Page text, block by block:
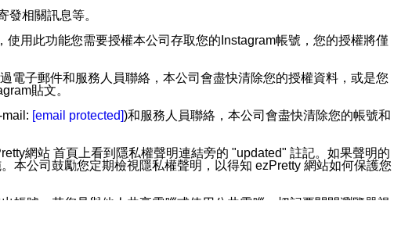
相關訊息等。
用此功能您需要授權本公司存取您的Instagram帳號，您的授權將僅
電子郵件和服務人員聯絡，本公司會盡快清除您的授權資料，或是您
貼文。
[email protected])和服務人員聯絡，本公司會盡快清除您的帳號和
網站 首頁上看到隱私權聲明連結旁的 "updated" 註記。如果聲明的
本公司鼓勵您定期檢視隱私權聲明，以得知 ezPretty 網站如何保護您
帳號。若您是與他人共享電腦或使用公共電腦，切記要關閉瀏覽器視